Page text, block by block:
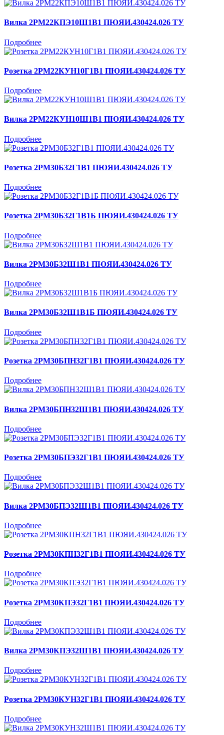
Вилка 2РМ22КПЭ10Ш1В1 ПЮЯИ.430424.026 ТУ
Подробнее
Розетка 2РМ22КУН10Г1В1 ПЮЯИ.430424.026 ТУ
Подробнее
Вилка 2РМ22КУН10Ш1В1 ПЮЯИ.430424.026 ТУ
Подробнее
Розетка 2РМ30Б32Г1В1 ПЮЯИ.430424.026 ТУ
Подробнее
Розетка 2РМ30Б32Г1В1Б ПЮЯИ.430424.026 ТУ
Подробнее
Вилка 2РМ30Б32Ш1В1 ПЮЯИ.430424.026 ТУ
Подробнее
Вилка 2РМ30Б32Ш1В1Б ПЮЯИ.430424.026 ТУ
Подробнее
Розетка 2РМ30БПН32Г1В1 ПЮЯИ.430424.026 ТУ
Подробнее
Вилка 2РМ30БПН32Ш1В1 ПЮЯИ.430424.026 ТУ
Подробнее
Розетка 2РМ30БПЭ32Г1В1 ПЮЯИ.430424.026 ТУ
Подробнее
Вилка 2РМ30БПЭ32Ш1В1 ПЮЯИ.430424.026 ТУ
Подробнее
Розетка 2РМ30КПН32Г1В1 ПЮЯИ.430424.026 ТУ
Подробнее
Розетка 2РМ30КПЭ32Г1В1 ПЮЯИ.430424.026 ТУ
Подробнее
Вилка 2РМ30КПЭ32Ш1В1 ПЮЯИ.430424.026 ТУ
Подробнее
Розетка 2РМ30КУН32Г1В1 ПЮЯИ.430424.026 ТУ
Подробнее